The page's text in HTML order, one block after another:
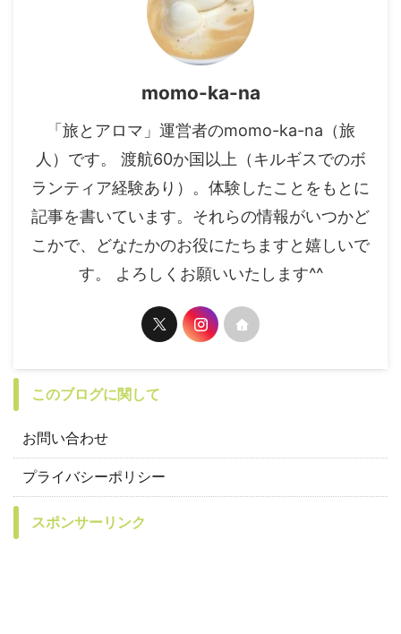
momo-ka-na
「旅とアロマ」運営者のmomo-ka-na（旅
人）です。 渡航60か国以上（キルギスでのボ
ランティア経験あり）。体験したことをもとに
記事を書いています。それらの情報がいつかど
こかで、どなたかのお役にたちますと嬉しいで
す。 よろしくお願いいたします^^
このブログに関して
お問い合わせ
プライバシーポリシー
スポンサーリンク